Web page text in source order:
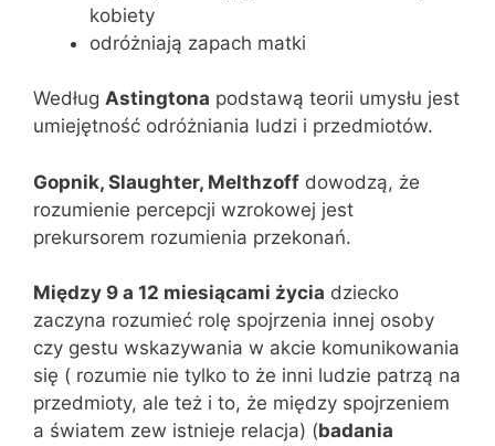
kobiety
odróżniają zapach matki
Według Astingtona podstawą teorii umysłu jest
umiejętność odróżniania ludzi i przedmiotów.
Gopnik, Slaughter, Melthzoff dowodzą, że
rozumienie percepcji wzrokowej jest
prekursorem rozumienia przekonań.
Między 9 a 12 miesiącami życia dziecko
zaczyna rozumieć rolę spojrzenia innej osoby
czy gestu wskazywania w akcie komunikowania
się ( rozumie nie tylko to że inni ludzie patrzą na
przedmioty, ale też i to, że między spojrzeniem
a światem zew istnieje relacja) (badania